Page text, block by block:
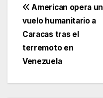
Navegación
de
entradas
American opera un
vuelo humanitario a
Caracas tras el
terremoto en
Venezuela